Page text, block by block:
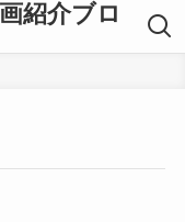
紹介ブロ